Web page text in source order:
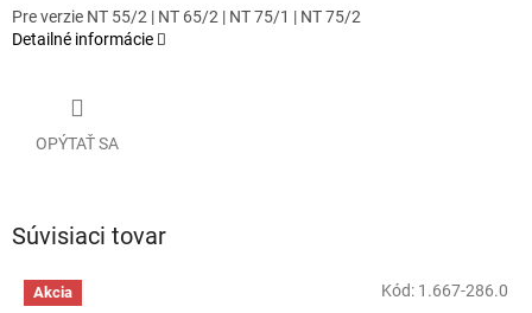
Pre verzie NT 55/2 | NT 65/2 | NT 75/1 | NT 75/2
Detailné informácie
OPÝTAŤ SA
Súvisiaci tovar
Akcia Kód: 1.667-286.0